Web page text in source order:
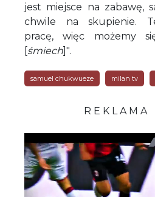
jest miejsce na zabawę,
chwile na skupienie.
pracę, więc możemy
[śmiech]".
samuel chukwueze milan tv
R E K L A M A